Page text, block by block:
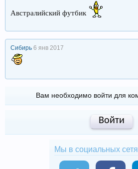
Австралийский футбик
Сибирь 6 янв 2017
Вам необходимо войти для
Войти
Мы в социальных